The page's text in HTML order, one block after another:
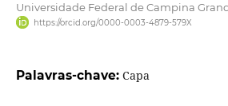
Universidade Federal de Campina
https://orcid.org/0000-0003-4879-579X
Palavras-chave: Capa